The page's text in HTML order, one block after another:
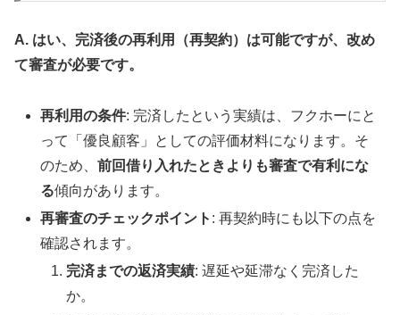
A. はい、完済後の再利用（再契約）は可能ですが、改め
て審査が必要です。
再利用の条件: 完済したという実績は、フクホーにと
って「優良顧客」としての評価材料になります。そ
のため、前回借り入れたときよりも審査で有利にな
る傾向があります。
再審査のチェックポイント : 再契約時にも以下の点を
確認されます。
完済までの返済実績: 遅延や延滞なく完済した
か。